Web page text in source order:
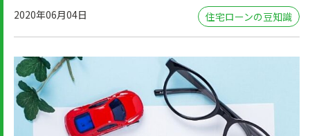
2020年06月04日 住宅ローンの豆知識